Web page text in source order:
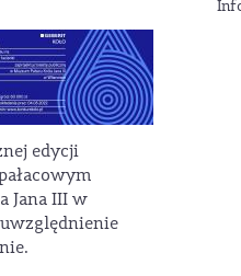
edycji
Jana III w